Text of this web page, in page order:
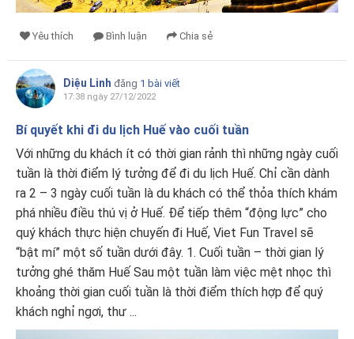
Yêu thích Bình luận Chia sẻ
Diệu Linh đăng 1 bài viết
17:38 ngày 27/12/2022
​Bí quyết khi đi du lịch Huế vào cuối tuần
Với những du khách ít có thời gian rảnh thì những ngày cuối
tuần là thời điểm lý tưởng để đi du lịch Huế. Chỉ cần dành
ra 2 – 3 ngày cuối tuần là du khách có thể thỏa thích khám
phá nhiều điều thú vị ở Huế. Để tiếp thêm “động lực” cho
quý khách thực hiện chuyến đi Huế, Viet Fun Travel sẽ
“bật mí” một số tuần dưới đây. 1. Cuối tuần – thời gian lý
tưởng ghé thăm Huế Sau một tuần làm việc mệt nhọc thì
khoảng thời gian cuối tuần là thời điểm thích hợp để quý
khách nghỉ ngơi, thư ...